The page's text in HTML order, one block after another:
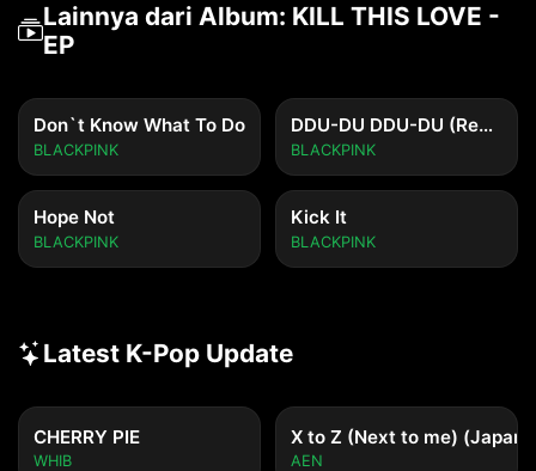
Lainnya dari Album: KILL THIS LOVE -
EP
Don`t Know What To Do
BLACKPINK
DDU-DU DDU-DU (Remix)
BLACKPINK
Hope Not
BLACKPINK
Kick It
BLACKPINK
Latest K-Pop Update
CHERRY PIE
WHIB
X to Z (Next to me)
AEN